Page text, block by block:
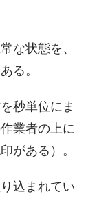
な状態を、
る。
秒単位にま
業者の上に
がある）。
込まれてい